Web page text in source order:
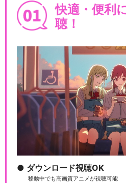
快適・便利
聴！
ダウンロード視聴OK
移動中でも高画質アニメが視聴可能